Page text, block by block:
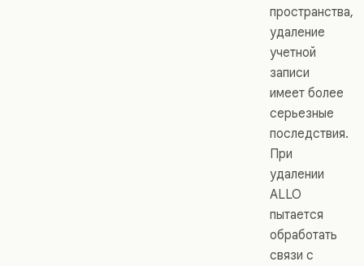
пространства,
удаление
учетной
записи
имеет более
серьезные
последствия.
При
удалении
ALLO
пытается
обработать
связи с